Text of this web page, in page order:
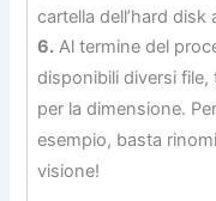
cartella dell’hard disk
6. Al termine del
disponibili diversi
per la dimensione.
esempio, basta
visione!